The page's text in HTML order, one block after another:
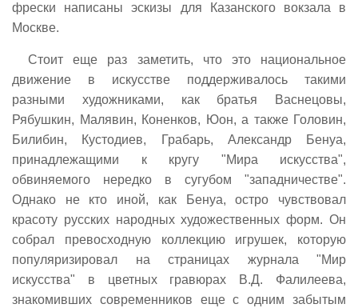
фрески написаны эскизы для Казанского вокзала в
Москве.
Стоит еще раз заметить, что это национальное
движение в искусстве поддерживалось такими
разными художниками, как братья Васнецовы,
Рябушкин, Малявин, Коненков, Юон, а также Головин,
Билибин, Кустодиев, Грабарь, Александр Бенуа,
принадлежащими к кругу "Мира искусства",
обвиняемого нередко в сугубом "западничестве".
Однако не кто иной, как Бенуа, остро чувствовал
красоту русских народных художественных форм. Он
собрал превосходную коллекцию игрушек, которую
популяризировал на страницах журнала "Мир
искусства" в цветных гравюрах В.Д. Фалилеева,
знакомивших современников еще с одним забытым